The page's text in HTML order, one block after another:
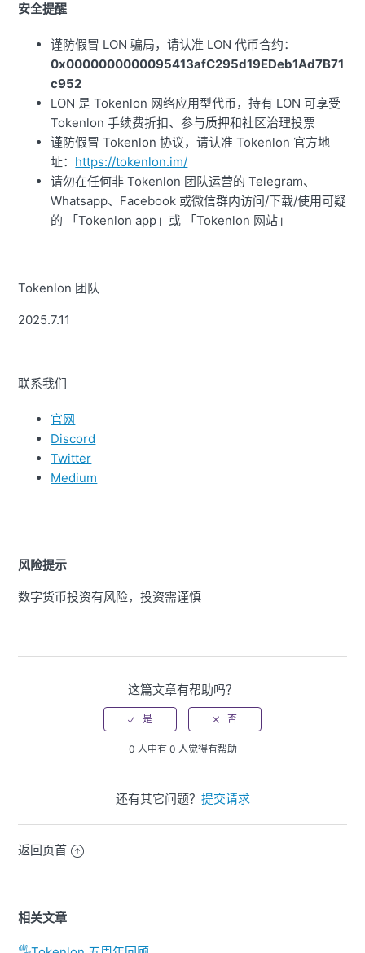
安全提醒
谨防假冒 LON 骗局，请认准 LON 代币合约：
0x0000000000095413afC295d19EDeb1Ad7B71
c952
LON 是 Tokenlon 网络应用型代币，持有 LON 可享受
Tokenlon 手续费折扣、参与质押和社区治理投票
谨防假冒 Tokenlon 协议，请认准 Tokenlon 官方地
址： https://tokenlon.im/
请勿在任何非 Tokenlon 团队运营的 Telegram、
Whatsapp、Facebook 或微信群内访问/下载/使用可疑
的 「Tokenlon app」或 「Tokenlon 网站」
Tokenlon 团队
2025.7.11
联系我们
官网
Discord
Twitter
Medium
风险提示
数字货币投资有风险，投资需谨慎
这篇文章有帮助吗？
0 人中有 0 人觉得有帮助
还有其它问题？ 提交请求
返回页首
相关文章